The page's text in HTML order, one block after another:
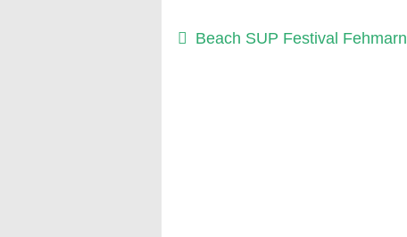
Beitragsnavigation
Vorheriger
Beach SUP Festival Fehmarn